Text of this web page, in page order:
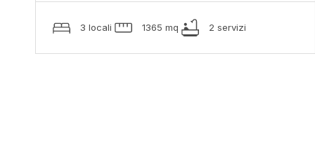
3 locali 1365 mq 2 servizi